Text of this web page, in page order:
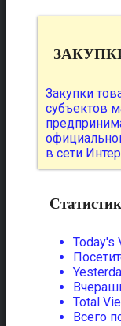
Закупки
субъектов
в сети
Today's
Total
Всего